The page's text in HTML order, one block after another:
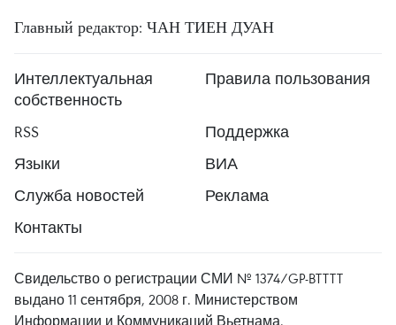
Главный редактор: ЧАН ТИЕН ДУАН
Интеллектуальная
собственность
Правила пользования
RSS
Поддержка
Языки
ВИА
Служба новостей
Реклама
Контакты
Свидельство о регистрации СМИ № 1374/GP-BTTTT
выдано 11 сентября, 2008 г. Министерством
Информации и Коммуникаций Вьетнама.